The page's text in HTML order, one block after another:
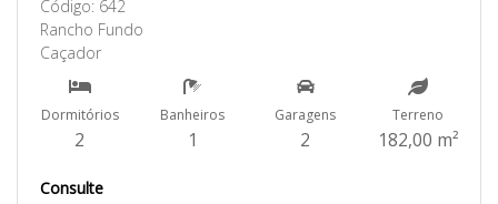
Código: 642
Rancho Fundo
Caçador
Dormitórios
2
Banheiros
1
Garagens
2
Terreno
182,00 m²
Consulte